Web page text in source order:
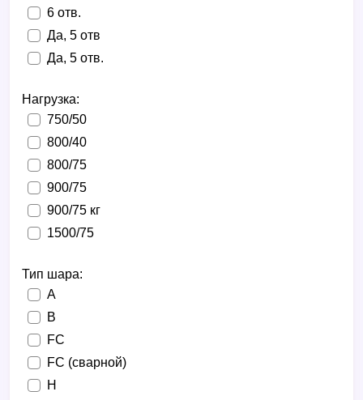
6 отв.
Да, 5 отв
Да, 5 отв.
Нагрузка:
750/50
800/40
800/75
900/75
900/75 кг
1500/75
Тип шара:
A
B
FC
FC (сварной)
H